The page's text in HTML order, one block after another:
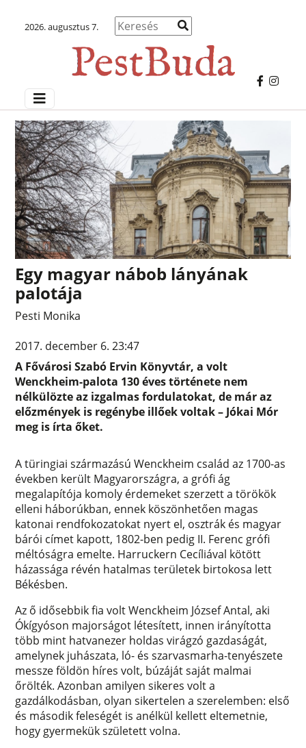
2026. augusztus 7.
Egy magyar nábob lányának
palotája
Pesti Monika
2017. december 6. 23:47
A Fővárosi Szabó Ervin Könyvtár, a volt
Wenckheim-palota 130 éves története nem
nélkülözte az izgalmas fordulatokat, de már az
előzmények is regénybe illőek voltak – Jókai Mór
meg is írta őket.
A türingiai származású Wenckheim család az 1700-as
években került Magyarországra, a grófi ág
megalapítója komoly érdemeket szerzett a törökök
elleni háborúkban, ennek köszönhetően magas
katonai rendfokozatokat nyert el, osztrák és magyar
bárói címet kapott, 1802-ben pedig II. Ferenc grófi
méltóságra emelte. Harruckern Cecíliával kötött
házassága révén hatalmas területek birtokosa lett
Békésben.
Az ő idősebbik fia volt Wenckheim József Antal, aki
Ókígyóson majorságot létesített, innen irányította
több mint hatvanezer holdas virágzó gazdaságát,
amelynek juhászata, ló- és szarvasmarha-tenyészete
messze földön híres volt, búzáját saját malmai
őrölték. Azonban amilyen sikeres volt a
gazdálkodásban, olyan sikertelen a szerelemben: első
és második feleségét is anélkül kellett eltemetnie,
hogy gyermekük született volna.